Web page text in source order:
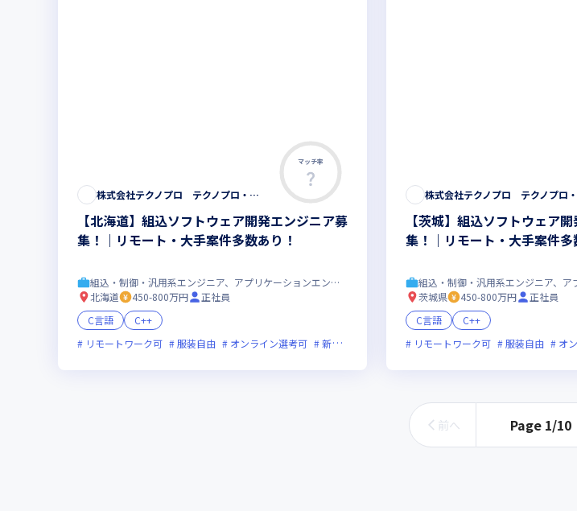
マッチ率
株式会社テクノプロ テクノプロ・エンジニアリング社
【北海道】組込ソフトウェア開発エンジニア募
集！｜リモート・大手案件多数あり！
組込・制御・汎用系エンジニア、アプリケーションエンジニア
北海道
450-800万円
正社員
C言語
C++
リモートワーク可
服装自由 オンライン選考可 新技術に積極的 残業月20時間未満 女性エンジニア
【茨城】組込ソフトウェア
集！｜リモート・大手案件多
茨城県
450-800万円
正社員
C言語
C++
リモートワーク可
服装自由 オ
前へ Page 1/10